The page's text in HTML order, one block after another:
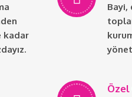
kadar
Bayi,